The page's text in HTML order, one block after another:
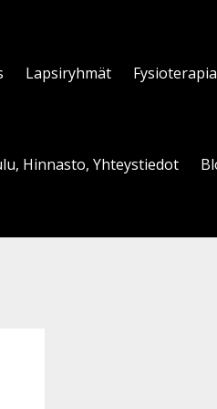
Lapsiryhmät
Hinnasto, Yhteystiedot